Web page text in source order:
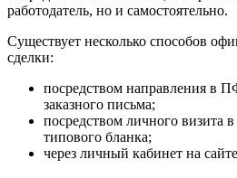
работодатель, но и самостоятельно.
Существует несколько способов
сделки:
посредством направления в
заказного письма;
посредством личного визита
типового бланка;
через личный кабинет на